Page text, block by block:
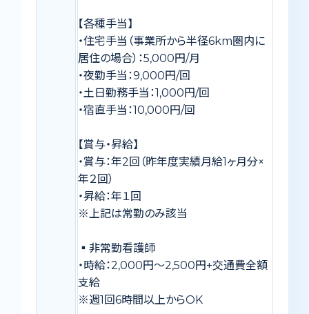
【各種手当】
・住宅手当（事業所から半径6km圏内に
居住の場合）：5,000円/月
・夜勤手当：9,000円/回
・土日勤務手当：1,000円/回
・宿直手当：10,000円/回
【賞与・昇給】
・賞与：年2回（昨年度実績月給1ヶ月分×
年２回）
・昇給：年１回
※上記は常勤のみ該当
▪️非常勤看護師
・時給：2,000円〜2,500円+交通費全額
支給
※週1回6時間以上からOK